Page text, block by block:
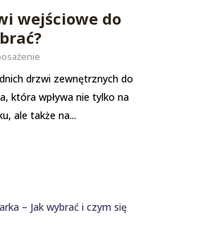
wejściowe do
drzwi zewnętrznych do
która wpływa nie tylko na
ale także na...